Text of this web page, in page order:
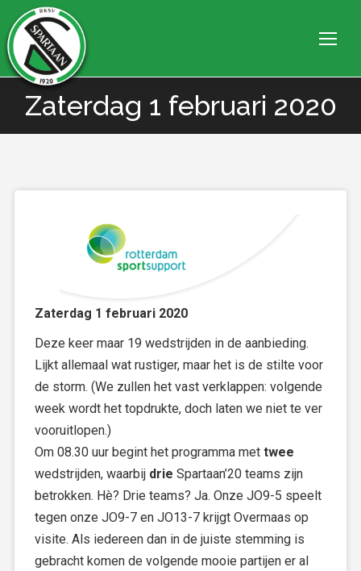
Zaterdag 1 februari 2020
Je bent hier:
Zaterdag 1 februari 2020
Deze keer maar 19 wedstrijden in de aanbieding.
Lijkt allemaal wat rustiger, maar het is de stilte voor
de storm. (We zullen het vast verklappen: volgende
week wordt het topdrukte, doch laten we niet te ver
vooruitlopen.)
Om 08.30 uur begint het programma met twee
wedstrijden, waarbij drie Spartaan’20 teams zijn
betrokken. Hè? Drie teams? Ja. Onze JO9-5 speelt
tegen onze JO9-7 en JO13-7 krijgt Overmaas op
visite. Als iedereen dan in de juiste stemming is
gebracht komen de volgende mooie partijen er al